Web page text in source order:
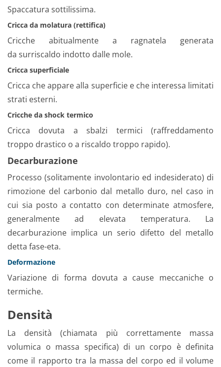
Spaccatura sottilissima.
Cricca da molatura (rettifica)
Cricche abitualmente a ragnatela generata
da surriscaldo indotto dalle mole.
Cricca superficiale
Cricca che appare alla superficie e che interessa limitati
strati esterni.
Cricche da shock termico
Cricca dovuta a sbalzi termici (raffreddamento
troppo drastico o a riscaldo troppo rapido).
Decarburazione
Processo (solitamente involontario ed indesiderato) di
rimozione del carbonio dal metallo duro, nel caso in
cui sia posto a contatto con determinate atmosfere,
generalmente ad elevata temperatura. La
decarburazione implica un serio difetto del metallo
detta fase-eta.
Deformazione
Variazione di forma dovuta a cause meccaniche o
termiche.
Densità
La densità (chiamata più correttamente massa
volumica o massa specifica) di un corpo è definita
come il rapporto tra la massa del corpo ed il volume